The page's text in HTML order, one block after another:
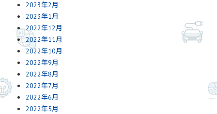
2023年2月
2023年1月
2022年12月
2022年11月
2022年10月
2022年9月
2022年8月
2022年7月
2022年6月
2022年5月